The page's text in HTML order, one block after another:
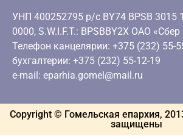
УНП 400252795 р/с BY74 BPSB 3015
0000, S.W.I.F.T.: BPSBBY2X ОАО
Телефон канцелярии: +375 (232) 55-
бухгалтерии: +375 (232) 55-12-19
e-mail: eparhia.gomel@mail.ru
Copyright © Гомельская епархия,
защищены